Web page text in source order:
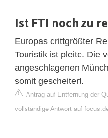
Ist FTI noch zu
Europas drittgrößter
Touristik ist pleite. Die
angeschlagenen
somit gescheitert.
Antrag auf Entfernung der
vollständige Antwort auf